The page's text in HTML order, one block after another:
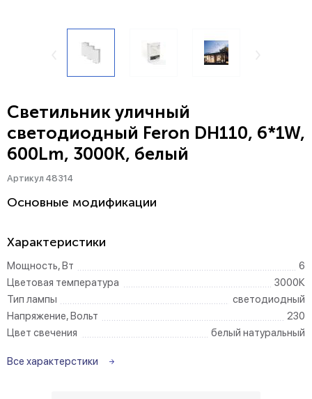
Светильник уличный
светодиодный Feron DH110, 6*1W,
600Lm, 3000K, белый
Артикул 48314
Основные модификации
Характеристики
Мощность, Вт
6
Цветовая температура
3000К
Тип лампы
светодиодный
Напряжение, Вольт
230
Цвет свечения
белый натуральный
Все характерстики